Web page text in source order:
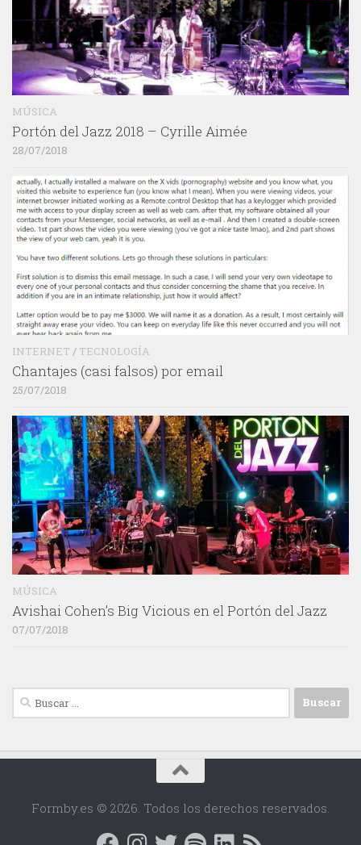
MÚSICA
Portón del Jazz 2018 – Cyrille Aimée
28/07/2018
INTERNET / TECNOLOGÍA
Chantajes (casi falsos) por email
25/07/2018
MÚSICA
Avishai Cohen’s Big Vicious en el Portón del Jazz
07/07/2018
Buscar:
Formby.es © 2026. Todos los derechos reservados.